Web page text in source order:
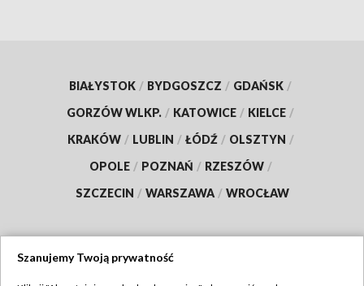
BIAŁYSTOK / BYDGOSZCZ / GDAŃSK /
GORZÓW WLKP. / KATOWICE / KIELCE /
KRAKÓW / LUBLIN / ŁÓDŹ / OLSZTYN /
OPOLE / POZNAŃ / RZESZÓW /
SZCZECIN / WARSZAWA / WROCŁAW
Szanujemy Twoją prywatność